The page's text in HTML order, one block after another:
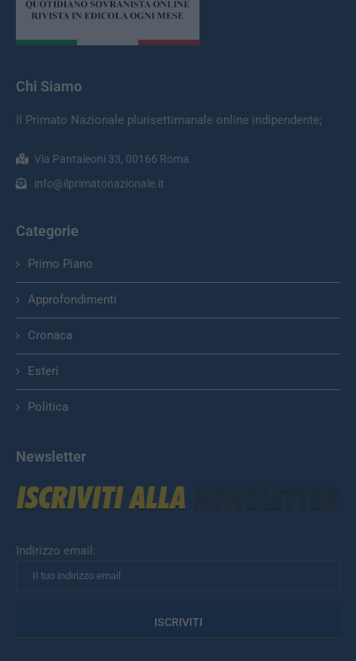
Chi Siamo
Il Primato Nazionale plurisettimanale online indipendente;
Via Pantaleoni 33, 00166 Roma.
info@ilprimatonazionale.it
Categorie
Primo Piano
Approfondimenti
Cronaca
Esteri
Politica
Newsletter
Indirizzo email: